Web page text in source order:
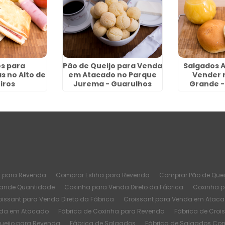
para
no Alto de
Pão de Queijo para Venda
em Atacado no Parque
Jurema - Guarulhos
Salgados
Vender
Grande
Revenda Comprar Esfiha para Revenda Comprar Pão de
Quantidade Coxinha para Venda Direto da Fábrica
Coxinha
para Venda Direto da Fábrica Croissant para Venda em
em Atacado Fábrica de Coxinha para Revenda
Fábrica de
para Revenda Fábrica de Salgados Fábrica de Salgados